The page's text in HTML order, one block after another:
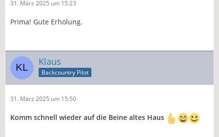
31. März 2025 um 15:23
Prima! Gute Erholung.
Klaus
Backcountry Pilot
31. März 2025 um 15:50
Komm schnell wieder auf die Beine altes Haus